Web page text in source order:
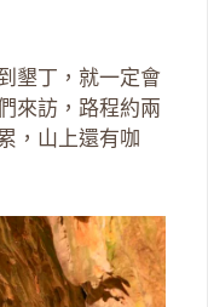
墾丁，就一定會
來訪，路程約兩
，山上還有咖